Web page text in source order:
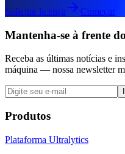
Solicitar licença Começar
Mantenha-se à frente
Receba as últimas notícias e
máquina — nossa newsletter
Produtos
Plataforma Ultralytics